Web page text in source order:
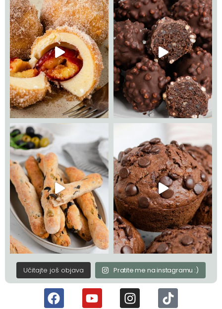
Učitajte još objava Pratite me na instagramu :)